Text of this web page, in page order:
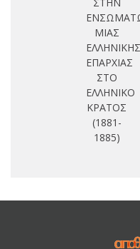
ΜΙΑΣ
ΕΛΛΗΝΙΚΗΣ
ΕΠΑΡΧΙΑΣ
ΣΤΟ
ΕΛΛΗΝΙΚΟ
ΚΡΑΤΟΣ
(1881-
1885)